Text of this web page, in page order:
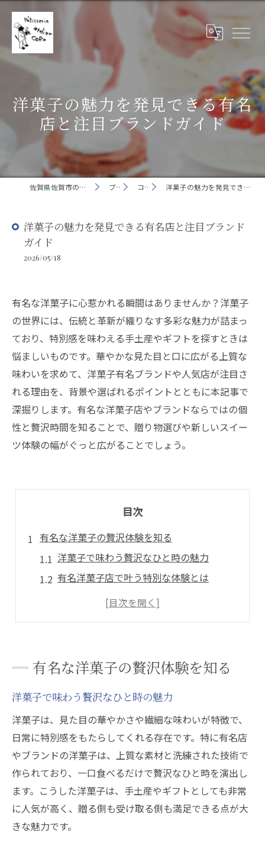
洋菓子の魅力を発見できる有名
店と注目ブランドガイド
佐賀県佐賀市の洋菓子ならatelierCORO ブログ コラム 洋菓子の魅力を発見できる有名店と注目ブランドガイド
洋菓子の魅力を発見できる有名店と注目ブランド
ガイド
2026/05/18
有名な洋菓子に心惹かれる瞬間はありませんか？洋菓子
の世界には、伝統と革新が織りなす多彩な魅力が詰まっ
ており、特別感を味わえる手土産やギフトを探すときは
悩ましいものです。華やかな見た目と口に広がる上質な
味わいを求めて、洋菓子有名ブランドや人気店が注目さ
れる理由を、背景や選ばれるポイントとともに本記事で
深掘りします。有名な洋菓子店やブランドならではの個
性と贅沢時間を知ることで、贈り物選びや新しいスイー
ツ体験の幅がぐっと広がることでしょう。
目次
有名な洋菓子の贅沢体験を知る
洋菓子で味わう贅沢なひと時の魅力
有名洋菓子店で叶う特別な体験とは
洋菓子の歴史と有名ブランドの背景を探る
洋菓子人気ブランドの魅力解説
洋菓子人気ブランドが支持される理由
洋菓子有名ブランドの特徴と強みを比較
有名洋菓子店の限定スイーツ体験談を紹介
洋菓子人気ランキング上位ブランドの傾向
洋菓子ブランド選びで重視したいポイント
特別な手土産に選ばれる洋菓子特集
洋菓子が手土産に人気の理由と選び方
有名洋菓子店で選ぶ贅沢な手土産特集
有名な洋菓子の贅沢体験を知る
洋菓子で味わう贅沢なひと時の魅力
洋菓子は、見た目の華やかさや繊細な味わいが特徴で、
日常に特別感をもたらしてくれる存在です。特に有名店
やブランドの洋菓子は、上質な素材と洗練された技術で
作られており、一口食べるだけで贅沢なひと時を演出し
ます。こうした洋菓子は、手土産やギフトとしても非常
に人気が高く、贈る側も受け取る側も満足できる点が大
きな魅力です。